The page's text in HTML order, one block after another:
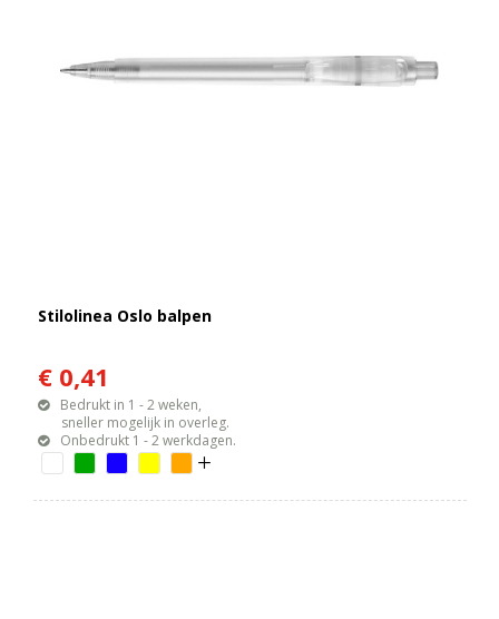
Stilolinea Oslo balpen
€ 0,41
Bedrukt in 1 - 2 weken,
sneller mogelijk in overleg.
Onbedrukt 1 - 2 werkdagen.